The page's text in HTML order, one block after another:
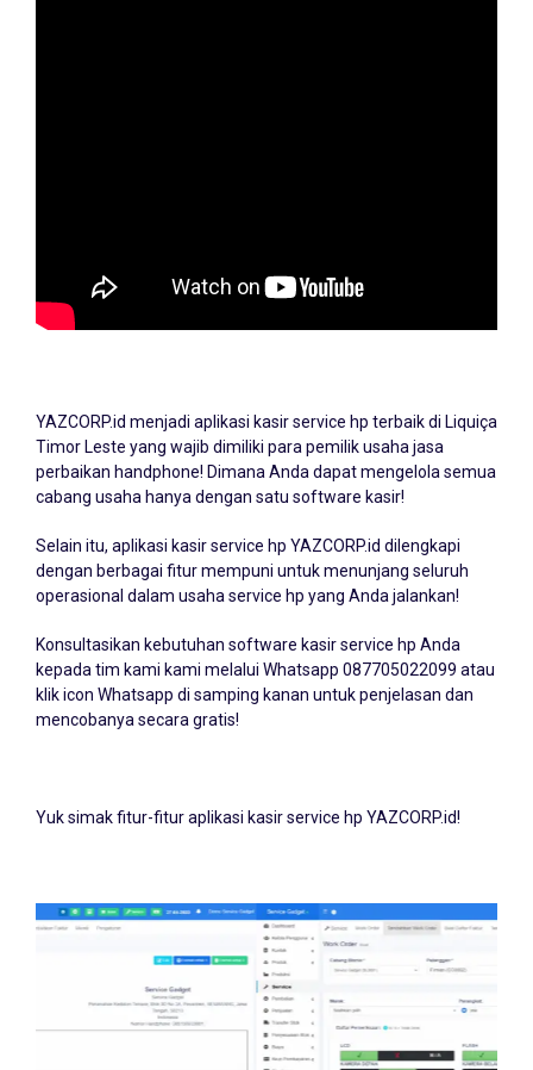
YAZCORP.id menjadi aplikasi kasir service hp terbaik di Liquiça
Timor Leste yang wajib dimiliki para pemilik usaha jasa
perbaikan handphone! Dimana Anda dapat mengelola semua
cabang usaha hanya dengan satu software kasir!
Selain itu, aplikasi kasir service hp YAZCORP.id dilengkapi
dengan berbagai fitur mempuni untuk menunjang seluruh
operasional dalam usaha service hp yang Anda jalankan!
Konsultasikan kebutuhan software kasir service hp Anda
kepada tim kami kami melalui Whatsapp 087705022099 atau
klik icon Whatsapp di samping kanan untuk penjelasan dan
mencobanya secara gratis!
Yuk simak fitur-fitur aplikasi kasir service hp YAZCORP.id!